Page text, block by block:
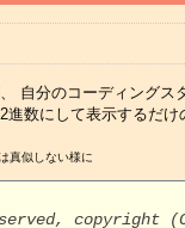
自分のコーディングス
進数にして表示するだ
真似しない様に